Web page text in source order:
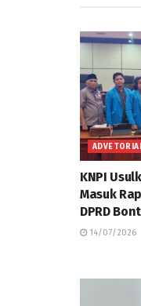
KNPI
Masuk
DPRD
14/07/2026